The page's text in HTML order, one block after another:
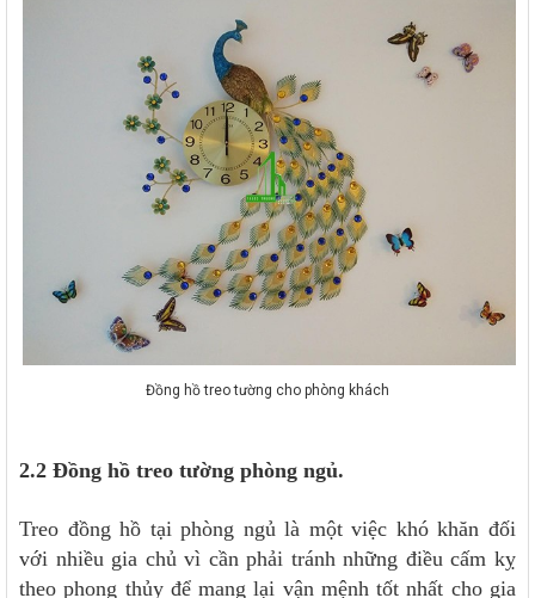
Đồng hồ treo tường cho phòng khách
2.2 Đồng hồ treo tường phòng ngủ.
Treo đồng hồ tại phòng ngủ là một việc khó khăn đối
với nhiều gia chủ vì cần phải tránh những điều cấm kỵ
theo phong thủy để mang lại vận mệnh tốt nhất cho gia